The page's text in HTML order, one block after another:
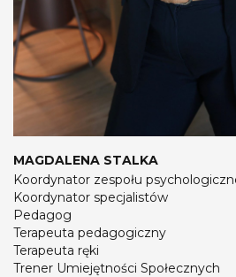
MAGDALENA STALKA
Koordynator zespołu
Koordynator specjalistów
Pedagog
Terapeuta pedagogiczny
Terapeuta ręki
Trener Umiejętności Społecznych